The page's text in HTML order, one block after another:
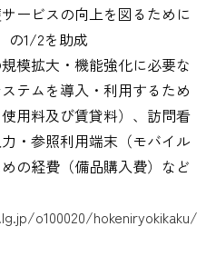
ービスの向上を図るために
の1/2を助成
模拡大・機能強化に必要な
テムを導入・利用するため
用料及び賃貸料）、訪問看
・参照利用端末（モバイル
の経費（備品購入費）など
o100020/hokeniryokikaku/